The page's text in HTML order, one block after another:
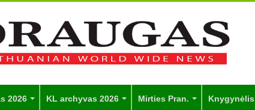
2026 KL archyvas 2026 Mirties Pran. Knygynėlis